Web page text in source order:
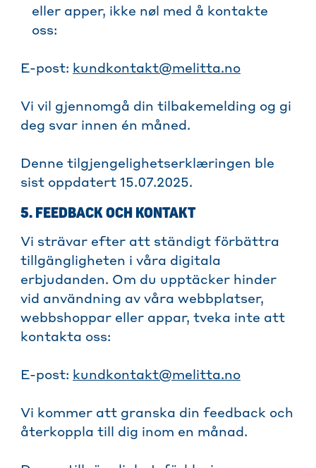
eller apper, ikke nøl med å kontakte
oss:
E-post: kundkontakt@melitta.no
Vi vil gjennomgå din tilbakemelding og gi
deg svar innen én måned.
Denne tilgjengelighetserklæringen ble
sist oppdatert 15.07.2025.
5. FEEDBACK OCH KONTAKT
Vi strävar efter att ständigt förbättra
tillgängligheten i våra digitala
erbjudanden. Om du upptäcker hinder
vid användning av våra webbplatser,
webbshoppar eller appar, tveka inte att
kontakta oss:
E-post: kundkontakt@melitta.no
Vi kommer att granska din feedback och
återkoppla till dig inom en månad.